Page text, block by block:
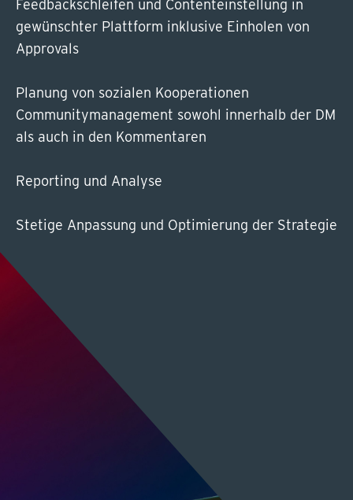
Feedbackschleifen und Contenteinstellung in
gewünschter Plattform inklusive Einholen von
Approvals
Planung von sozialen Kooperationen
Communitymanagement sowohl innerhalb der DM
als auch in den Kommentaren
Reporting und Analyse
Stetige Anpassung und Optimierung der Strategie